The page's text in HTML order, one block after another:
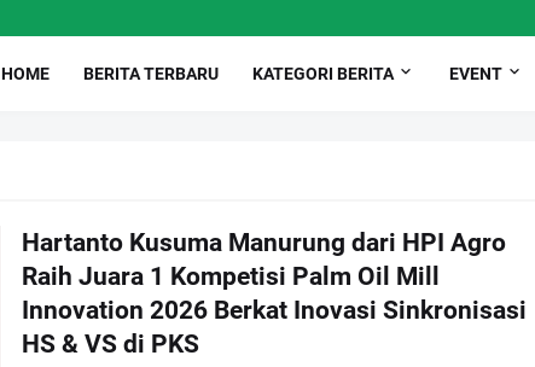
HOME BERITA TERBARU KATEGORI BERITA EVENT
Hartanto Kusuma Manurung dari HPI Agro
Raih Juara 1 Kompetisi Palm Oil Mill
Innovation 2026 Berkat Inovasi Sinkronisasi
HS & VS di PKS